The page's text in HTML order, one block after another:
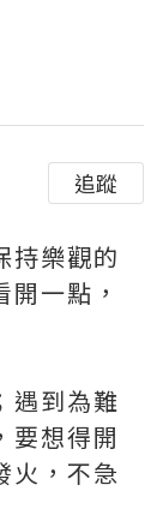
追蹤
持樂觀的
一點，
遇到為難
要想得開
火，不急